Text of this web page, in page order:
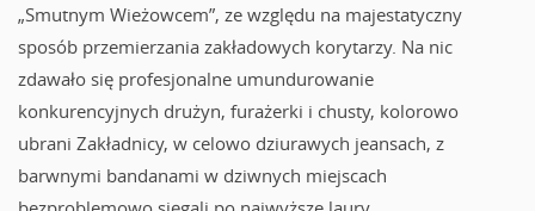
„Smutnym Wieżowcem”, ze względu na majestatyczny
sposób przemierzania zakładowych korytarzy. Na nic
zdawało się profesjonalne umundurowanie
konkurencyjnych drużyn, furażerki i chusty, kolorowo
ubrani Zakładnicy, w celowo dziurawych jeansach, z
barwnymi bandanami w dziwnych miejscach